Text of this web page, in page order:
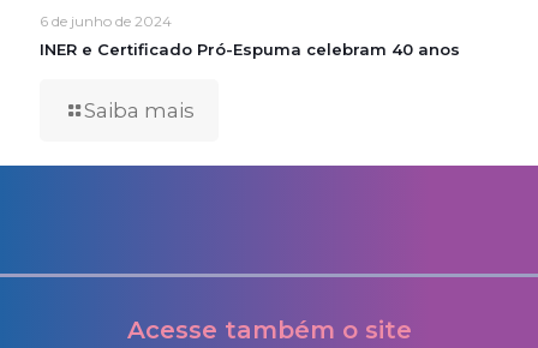
6 de junho de 2024
INER e Certificado Pró-Espuma celebram 40 anos
Saiba mais
Acesse também o site